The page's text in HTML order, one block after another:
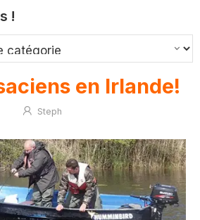
!
en Irlande!
Steph